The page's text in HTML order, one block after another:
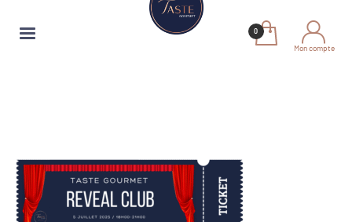
Mon compte